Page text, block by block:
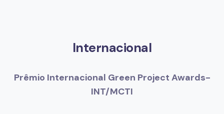
Internacional
Prêmio Internacional Green Project Awards-
INT/MCTI